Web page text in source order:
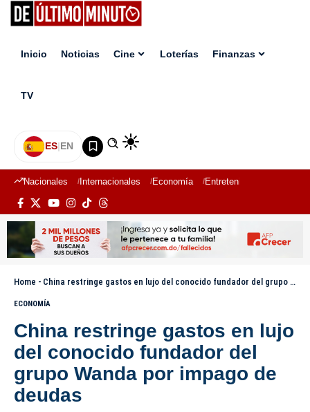
Inicio Noticias Cine Loterías Finanzas
TV
ES|EN
Nacionales Internacionales Economía Entretenimiento
Home - China restringe gastos en lujo del conocido fundador del grupo Wanda por impago de deudas
ECONOMÍA
China restringe gastos en lujo
del conocido fundador del
grupo Wanda por impago de
deudas